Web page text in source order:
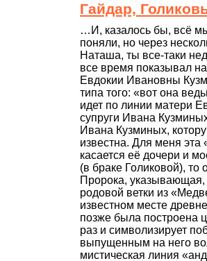
Гайдар,
…И, казалось бы, всё
поняли, но через
Наташа, ты все-таки
все время показывал
Евдокии Ивановны
типа того: «вот она
идет по линии матери
супруги Ивана
Ивана Кузминых,
известна. Для меня
касается её дочери и
(в браке Голиковой), то
Пророка,
родовой ветки из
известном месте
позже была построена
раз и символизирует
выпущенным на него
мистическая линия